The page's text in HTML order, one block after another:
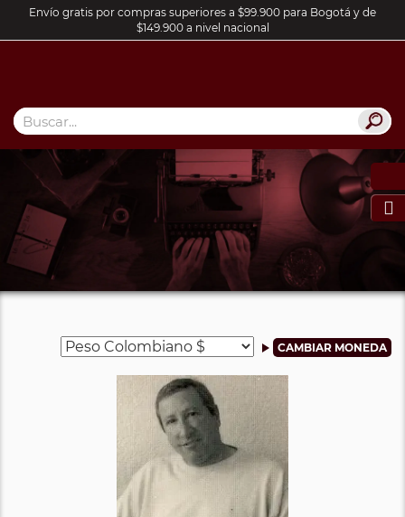
Envío gratis por compras superiores a $99.900 para Bogotá y de
$149.900 a nivel nacional
